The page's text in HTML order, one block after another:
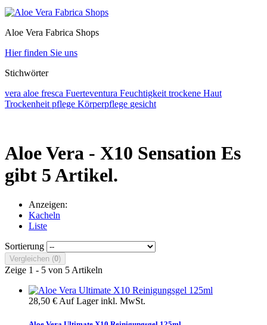
Aloe Vera Fabrica Shops
Hier finden Sie uns
Stichwörter
vera aloe fresca Fuerteventura Feuchtigkeit trockene Haut
Trockenheit pflege Körperpflege gesicht
Aloe Vera - X10 Sensation Es
gibt 5 Artikel.
Anzeigen:
Kacheln
Liste
Sortierung
Vergleichen (0)
Zeige 1 - 5 von 5 Artikeln
28,50 € Auf Lagerinkl. MwSt.